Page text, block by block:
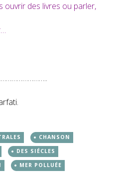
des livres ou parler,
CHANSON
DES SIÉCLES
MER POLLUÉE